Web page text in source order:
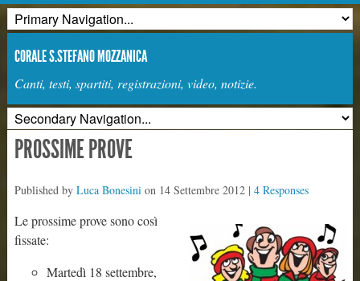
CORALE S.STEFANO MOZZANICA
Canti, testi, spartiti, registrazioni, video, notizie.
PROSSIME PROVE
Published by Luca Bonesinion 14 Settembre 2012| 4 Responses
Le prossime prove sono così
fissate:
Martedì 18 settembre,